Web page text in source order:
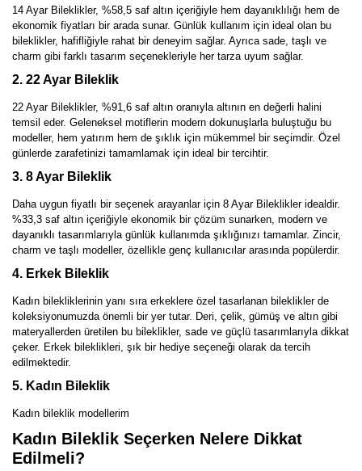
14 Ayar Bileklikler, %58,5 saf altın içeriğiyle hem dayanıklılığı hem de
ekonomik fiyatları bir arada sunar. Günlük kullanım için ideal olan bu
bileklikler, hafifliğiyle rahat bir deneyim sağlar. Ayrıca sade, taşlı ve
charm gibi farklı tasarım seçenekleriyle her tarza uyum sağlar.
2. 22 Ayar Bileklik
22 Ayar Bileklikler, %91,6 saf altın oranıyla altının en değerli halini
temsil eder. Geleneksel motiflerin modern dokunuşlarla buluştuğu bu
modeller, hem yatırım hem de şıklık için mükemmel bir seçimdir. Özel
günlerde zarafetinizi tamamlamak için ideal bir tercihtir.
3. 8 Ayar Bileklik
Daha uygun fiyatlı bir seçenek arayanlar için 8 Ayar Bileklikler idealdir.
%33,3 saf altın içeriğiyle ekonomik bir çözüm sunarken, modern ve
dayanıklı tasarımlarıyla günlük kullanımda şıklığınızı tamamlar. Zincir,
charm ve taşlı modeller, özellikle genç kullanıcılar arasında popülerdir.
4. Erkek Bileklik
Kadın bilekliklerinin yanı sıra erkeklere özel tasarlanan bileklikler de
koleksiyonumuzda önemli bir yer tutar. Deri, çelik, gümüş ve altın gibi
materyallerden üretilen bu bileklikler, sade ve güçlü tasarımlarıyla dikkat
çeker. Erkek bileklikleri, şık bir hediye seçeneği olarak da tercih
edilmektedir.
5. Kadın Bileklik
Kadın bileklik modellerim
Kadın Bileklik Seçerken Nelere Dikkat
Edilmeli?